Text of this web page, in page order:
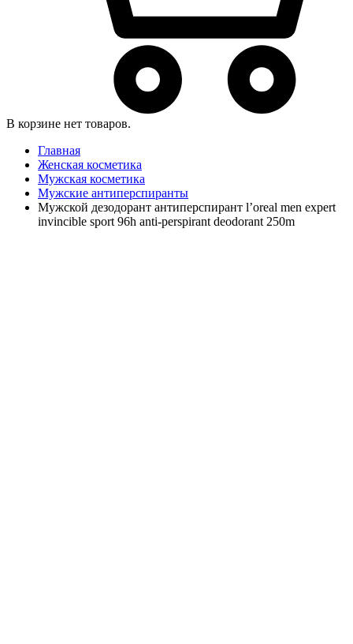
В корзине нет товаров.
Главная
Женская косметика
Мужская косметика
Мужские антиперспиранты
Мужской дезодорант антиперспирант l’oreal men expert
invincible sport 96h anti-perspirant deodorant 250m